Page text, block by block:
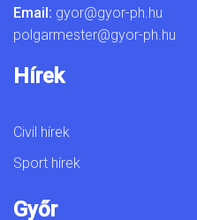
Email: gyor@gyor-ph.hu
polgarmester@gyor-ph.hu
Hírek
Civil hírek
Sport hírek
Győr